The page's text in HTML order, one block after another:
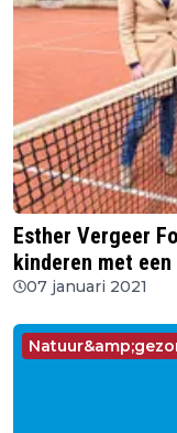
Esther Vergeer
kinderen met
07 januari 2021